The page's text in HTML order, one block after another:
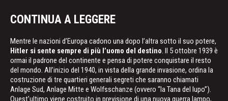
CONTINUA A LEGGERE
Mentre le nazioni d’Europa cadono una dopo l’altra sotto il suo potere,
Hitler si sente sempre di più l’uomo del destino . Il 5 ottobre 1939 è
ormai il padrone del continente e pensa di potere conquistare il resto
del mondo. All’inizio del 1940, in vista della grande invasione, ordina la
costruzione di tre quartieri generali segreti che saranno chiamati
Anlage Sud, Anlage Mitte e Wolfsschanze (ovvero “la Tana del lupo”).
Quest’ultimo viene costruito in previsione di una nuova guerra lampo,